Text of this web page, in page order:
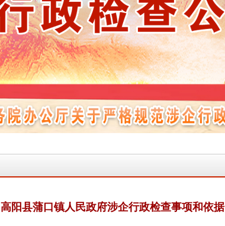
高阳县蒲口镇人民政府涉企行政检查事项和依据